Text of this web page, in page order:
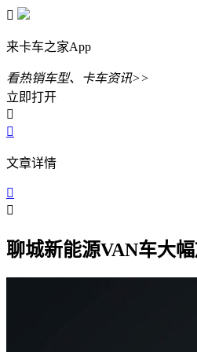

来卡车之家App
看热销车型、卡车资讯>>
立即打开


文章详情


聊城新能源VAN车大